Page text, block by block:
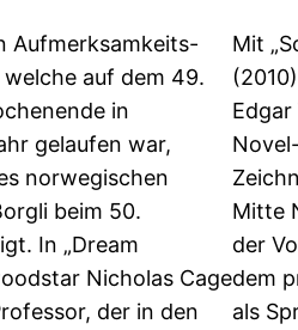
Aufmerksamkeits-
welche auf dem 49.
in
gelaufen war,
norwegischen
beim 50.
In „Dream
Nicholas Cage
der in den
Mit
Mitte
der
dem
als